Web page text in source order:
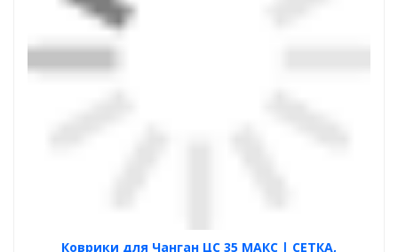
Коврики для Чанган ЦС 35 МАКС | СЕТКА,